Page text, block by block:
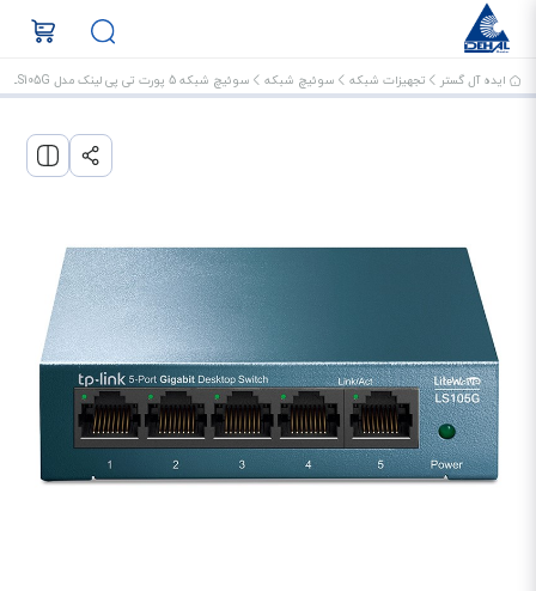
ایده آل گستر تجهیزات شبکه سوئیچ شبکه سوئیچ شبکه 5 پورت تی پی لینک مدل LS105G